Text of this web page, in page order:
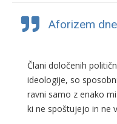
3. 7. 2019
Aforizem
Člani določenih
ideologije, so
ravni samo z enako
ki ne spoštujejo in ne